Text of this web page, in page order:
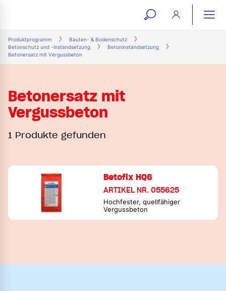
open
form
Produktprogramm
Bauten- & Bodenschutz
Betonschutz und -instandsetzung
Betoninstandsetzung
Betonersatz mit Vergussbeton
Betonersatz mit
Vergussbeton
1 Produkte gefunden
Betofix HQ6
ARTIKEL NR. 055625
Hochfester, quellfähiger
Vergussbeton